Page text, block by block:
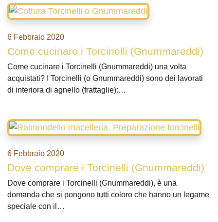
6 Febbraio 2020
Come cucinare i Torcinelli (Gnummareddi)
Come cucinare i Torcinelli (Gnummareddi) una volta
acquistati? I Torcinelli (o Gnummareddi) sono dei lavorati
di interiora di agnello (frattaglie):…
6 Febbraio 2020
Dove comprare i Torcinelli (Gnummareddi)
Dove comprare i Torcinelli (Gnummareddi), è una
domanda che si pongono tutti coloro che hanno un legame
speciale con il…